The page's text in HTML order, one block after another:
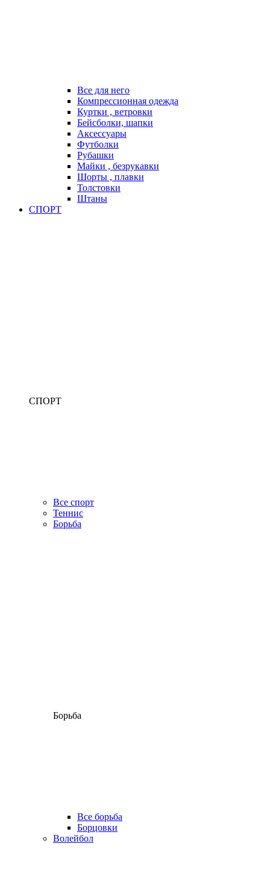
Все для него
Компрессионная одежда
Куртки , ветровки
Бейсболки, шапки
Аксессуары
Футболки
Рубашки
Майки , безрукавки
Шорты , плавки
Толстовки
Штаны
СПОРТ
СПОРТ
Все спорт
Теннис
Борьба
Борьба
Все борьба
Борцовки
Волейбол